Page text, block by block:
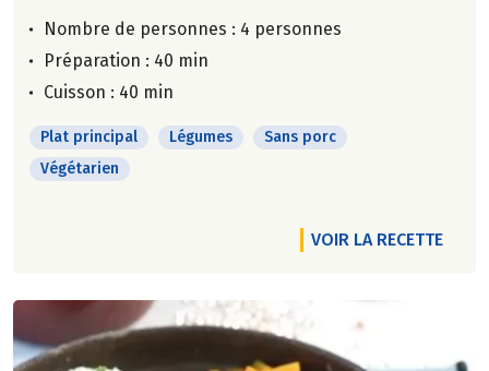
Nombre de personnes : 4 personnes
Préparation : 40 min
Cuisson : 40 min
Plat principal Légumes
Sans porc
Végétarien
VOIR LA RECETTE